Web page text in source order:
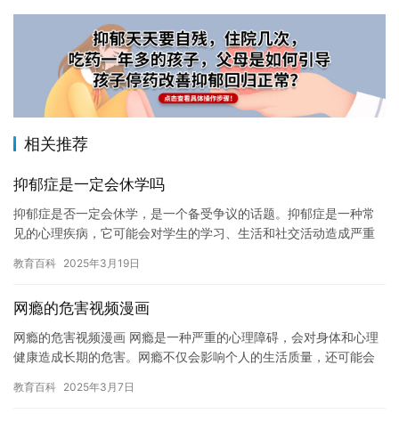
相关推荐
抑郁症是一定会休学吗
抑郁症是否一定会休学，是一个备受争议的话题。抑郁症是一种常
见的心理疾病，它可能会对学生的学习、生活和社交活动造成严重
那么，…
教育百科 2025年3月19日
网瘾的危害视频漫画
网瘾的危害视频漫画 网瘾是一种严重的心理障碍，会对身体和心理
健康造成长期的危害。网瘾不仅会影响个人的生活质量，还可能会
消…
教育百科 2025年3月7日